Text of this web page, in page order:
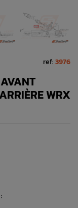
ref:3976
WRX